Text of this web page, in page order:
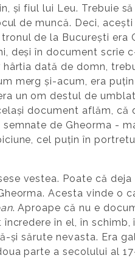
și fiul lui Leu. Trebuie
de muncă. Deci,
de la București
deși în document scrie
dată de domn,
merg și-acum, era
un om destul de
document aflăm,
de Gheorma -
cel puțin în
vestea. Poate că
Acesta vinde o
. Aproape că nu e
în el, în
și sărute nevasta. Era
parte a secolului al